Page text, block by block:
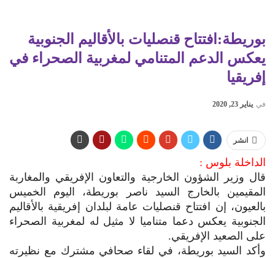
بوريطة:افتتاح قنصليات بالأقاليم الجنوبية
يعكس الدعم المتنامي لمغربية الصحراء في
إفريقيا
في يناير 23, 2020
انشر
الداخلة بلوس :
قال وزير الشؤون الخارجية والتعاون الإفريقي والمغاربة
المقيمين بالخارج السيد ناصر بوريطة، اليوم الخميس
بالعيون، إن افتتاح قنصليات عامة لبلدان إفريقية بالأقاليم
الجنوبية يعكس دعما متناميا لا مثيل له لمغربية الصحراء
على الصعيد الإفريقي.
وأكد السيد بوريطة، في لقاء صحافي مشترك مع نظيرته